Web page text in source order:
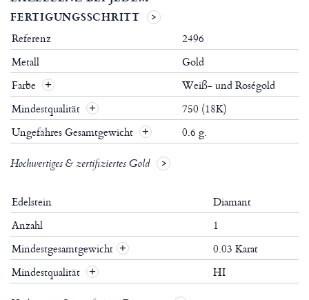
FERTIGUNGSSCHRITT
Referenz
2496
Metall
Gold
Farbe
Weiß- und Roségold
Mindestqualität
750 (18K)
Ungefähres Gesamtgewicht
0.6 g.
Hochwertiges & zertifiziertes Gold
Edelstein
Diamant
Anzahl
1
Mindestgesamtgewicht +
0.03 Karat
Mindestqualität
+ HI